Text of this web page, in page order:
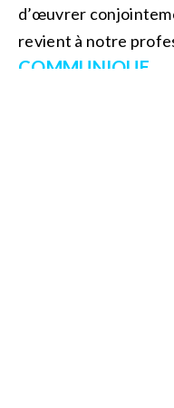
d’œuvrer
revient à notre
COMMUNIQUE